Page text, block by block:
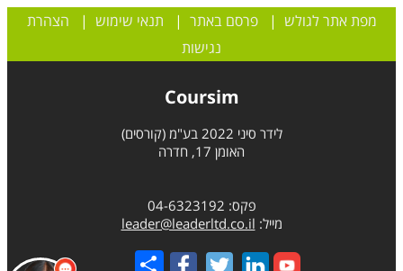
מפת אתר לגולש |פרסם באתר | תנאי שימוש | הצהרת
נגישות
Coursim
לידר סיני 2022 בע"מ (קורסים)
האומן 17, חדרה
פקס: 04-6323192
מייל: leader@leaderltd.co.il
Share